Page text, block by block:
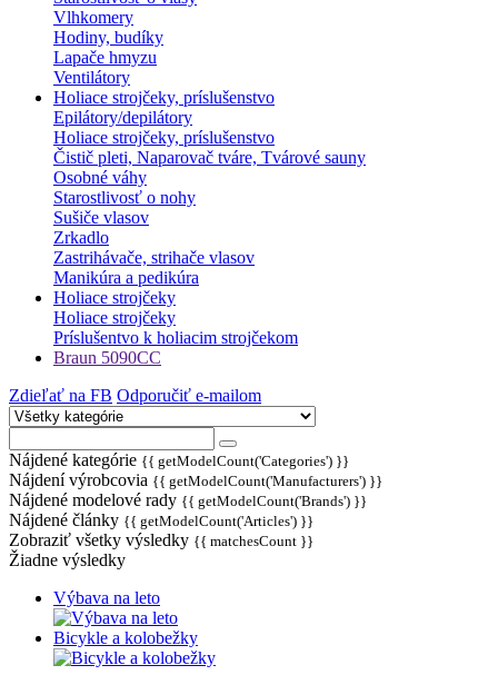
Vlhkomery
Hodiny, budíky
Lapače hmyzu
Ventilátory
Holiace strojčeky, príslušenstvo
Epilátory/depilátory
Holiace strojčeky, príslušenstvo
Čistič pleti, Naparovač tváre, Tvárové sauny
Osobné váhy
Starostlivosť o nohy
Sušiče vlasov
Zrkadlo
Zastrihávače, strihače vlasov
Manikúra a pedikúra
Holiace strojčeky
Holiace strojčeky
Príslušentvo k holiacim strojčekom
Braun 5090CC
Zdieľať na FB Odporučiť e-mailom
Nájdené kategórie {{ getModelCount('Categories') }}
Nájdení výrobcovia {{ getModelCount('Manufacturers') }}
Nájdené modelové rady {{ getModelCount('Brands') }}
Nájdené články {{ getModelCount('Articles') }}
Zobraziť všetky výsledky {{ matchesCount }}
Žiadne výsledky
Výbava na leto
Bicykle a kolobežky